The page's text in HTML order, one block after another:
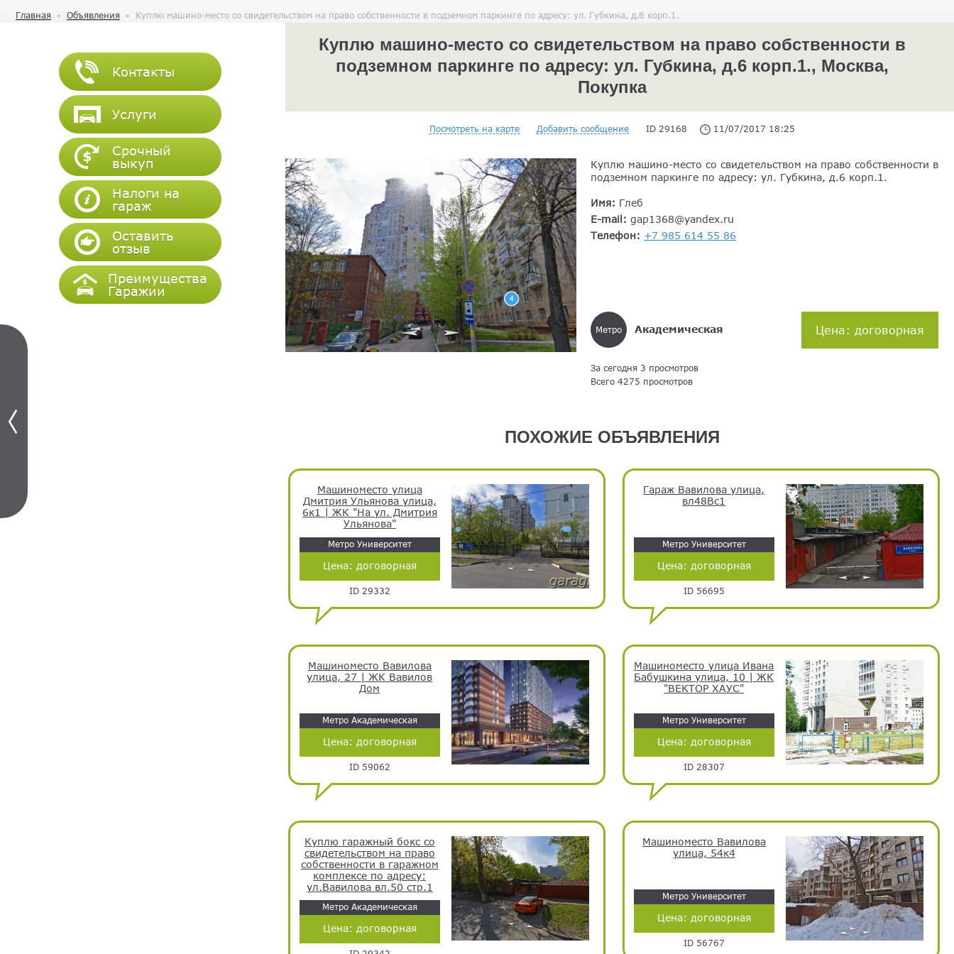
Главная Объявления Куплю машино-место со свидетельством на право собственности в подземном паркинге по адресу: ул. Губкина, д.6 корп.1.
Контакты
Услуги
Срочный
выкуп
Налоги на
гараж
Оставить
отзыв
Преимущества
Гаражии
Куплю машино-место со свидетельством на право собственности в
подземном паркинге по адресу: ул. Губкина, д.6 корп.1., Москва,
Покупка
Посмотреть на карте Добавить сообщение ID 29168 11/07/2017 18:25
Куплю машино-место со свидетельством на право собственности в
подземном паркинге по адресу: ул. Губкина, д.6 корп.1.
Имя: Глеб
E-mail: gap1368@yandex.ru
Телефон: +7 985 614 55 86
Метро Академическая Цена: договорная
За сегодня 3 просмотров
Всего 4275 просмотров
ПОХОЖИЕ ОБЪЯВЛЕНИЯ
Машиноместо улица
Дмитрия Ульянова улица,
6к1 | ЖК "На ул. Дмитрия
Ульянова"
Метро Университет
Цена: договорная
ID 29332
Гараж Вавилова улица,
вл48Вс1
Метро Университет
Цена: договорная
ID 56695
Машиноместо Вавилова
улица, 27 | ЖК Вавилов
Дом
Метро Академическая
Цена: договорная
ID 59062
Машиноместо улица Ивана
Бабушкина улица, 10 | ЖК
"ВЕКТОР ХАУС"
Метро Университет
Цена: договорная
ID 28307
Куплю гаражный бокс со
свидетельством на право
собственности в гаражном
комплексе по адресу:
ул.Вавилова вл.50 стр.1
Метро Академическая
Цена: договорная
Машиноместо Вавилова
улица, 54к4
Метро Университет
Цена: договорная
ID 56767